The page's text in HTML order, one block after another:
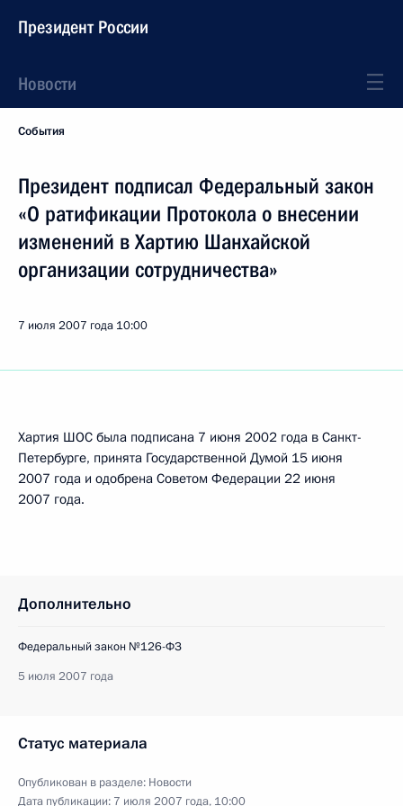
Президент России
Новости
События
Президент подписал Федеральный закон
«О ратификации Протокола о внесении
изменений в Хартию Шанхайской
организации сотрудничества»
7 июля 2007 года 10:00
Хартия ШОС была подписана 7 июня 2002 года в Санкт-
Петербурге, принята Государственной Думой 15 июня
2007 года и одобрена Советом Федерации 22 июня
2007 года.
Дополнительно
Федеральный закон №126-ФЗ
5 июля 2007 года
Статус материала
Опубликован в разделе: Новости
Дата публикации: 7 июля 2007 года, 10:00